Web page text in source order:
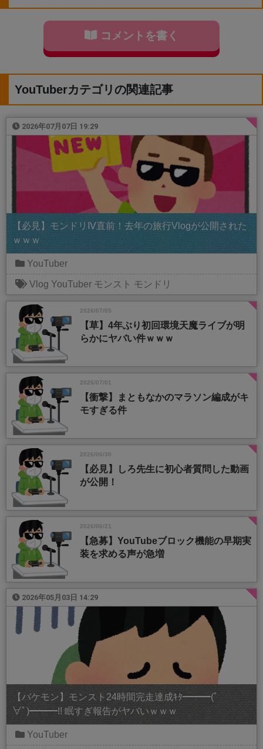
コメントを書く
YouTuberカテゴリの関連記事
2026年07月07日 19:29
【必見】モンドリⅣ直前！去年の旅行Vlogが公開された
ｗｗｗ
YouTuber
Vlog YouTuber モンスト モンドリ
2026/07/05
【草】4年ぶり初回環境天魔ライブが明
らかにヤバい件ｗｗｗ
2026/07/01
【衝撃】まともなかのマラソン編成がキ
モすぎる件
2026/06/30
【必見】しろ先生に初心者質問した動画
が公開！
2026/06/21
【急募】YouTubeブロック機能の早期実
装を求める声が急増
2026年05月03日 14:29
【バケモン】モンスト24時間完走達成ｷﾀ━━━(ﾟ
∀ﾟ)━━━!! 眠すぎ報告がヤバいｗｗｗ
YouTuber